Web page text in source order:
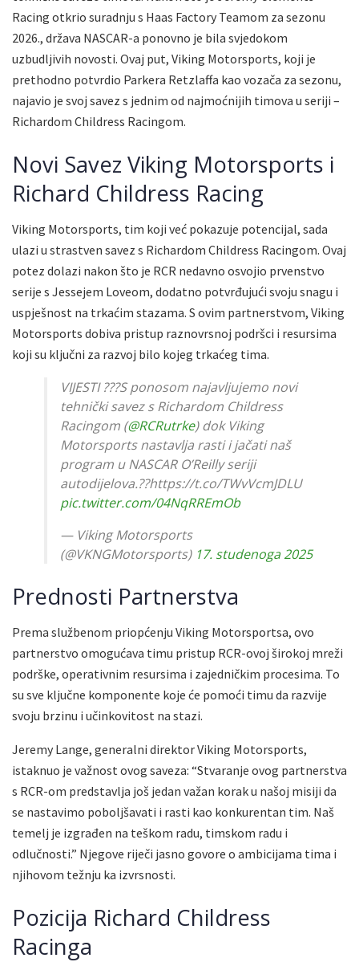
Racing otkrio suradnju s Haas Factory Teamom za sezonu
2026., država NASCAR-a ponovno je bila svjedokom
uzbudljivih novosti. Ovaj put, Viking Motorsports, koji je
prethodno potvrdio Parkera Retzlaffa kao vozača za sezonu,
najavio je svoj savez s jednim od najmoćnijih timova u seriji –
Richardom Childress Racingom.
Novi Savez Viking Motorsports i
Richard Childress Racing
Viking Motorsports, tim koji već pokazuje potencijal, sada
ulazi u strastven savez s Richardom Childress Racingom. Ovaj
potez dolazi nakon što je RCR nedavno osvojio prvenstvo
serije s Jessejem Loveom, dodatno potvrđujući svoju snagu i
uspješnost na trkaćim stazama. S ovim partnerstvom, Viking
Motorsports dobiva pristup raznovrsnoj podršci i resursima
koji su ključni za razvoj bilo kojeg trkaćeg tima.
VIJESTI ???S ponosom najavljujemo novi
tehnički savez s Richardom Childress
Racingom (@RCRutrke) dok Viking
Motorsports nastavlja rasti i jačati naš
program u NASCAR O’Reilly seriji
autodijelova.??https://t.co/TWvVcmJDLU
pic.twitter.com/04NqRREmOb
— Viking Motorsports
(@VKNGMotorsports) 17. studenoga 2025
Prednosti Partnerstva
Prema službenom priopćenju Viking Motorsportsa, ovo
partnerstvo omogućava timu pristup RCR-ovoj širokoj mreži
podrške, operativnim resursima i zajedničkim procesima. To
su sve ključne komponente koje će pomoći timu da razvije
svoju brzinu i učinkovitost na stazi.
Jeremy Lange, generalni direktor Viking Motorsports,
istaknuo je važnost ovog saveza: “Stvaranje ovog partnerstva
s RCR-om predstavlja još jedan važan korak u našoj misiji da
se nastavimo poboljšavati i rasti kao konkurentan tim. Naš
temelj je izgrađen na teškom radu, timskom radu i
odlučnosti.” Njegove riječi jasno govore o ambicijama tima i
njihovom težnju ka izvrsnosti.
Pozicija Richard Childress
Racinga